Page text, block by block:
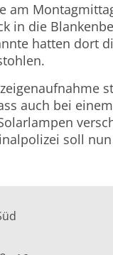
am
in die
hatten dort
auch bei
soll